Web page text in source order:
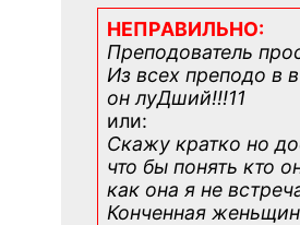
НЕПРАВИЛЬНО:
Преподователь
Из всех преподо в
он луДший!!!11
или:
Скажу кратко но
что бы понять кто
как она я не
Конченная